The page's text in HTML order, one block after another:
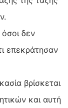
δεν
επεκράτησαν
βρίσκεται
και αυτή